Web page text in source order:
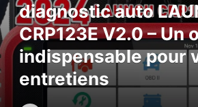
diagnostic auto
CRP123E V2.0 – Un
indispensable pour
entretiens